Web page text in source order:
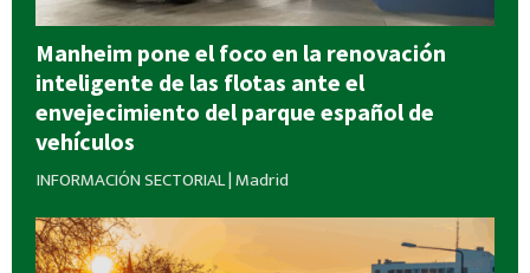
Manheim pone el foco en la renovación
inteligente de las flotas ante el
envejecimiento del parque español de
vehículos
INFORMACIÓN SECTORIAL|Madrid